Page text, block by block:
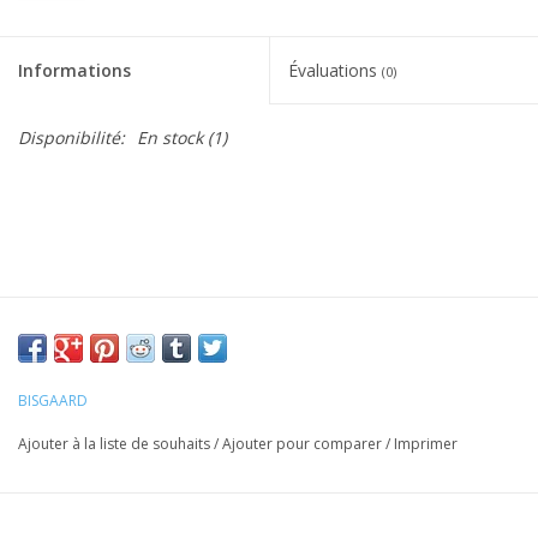
Informations Évaluations (0)
Disponibilité: En stock(1)
BISGAARD
Ajouter à la liste de souhaits/Ajouter pour comparer/ Imprimer